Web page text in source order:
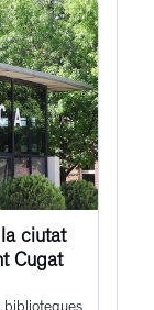
ciutat
Cugat